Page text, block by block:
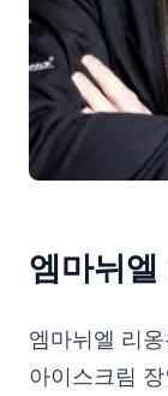
엠마뉘
엠마뉘엘 리
아이스크림